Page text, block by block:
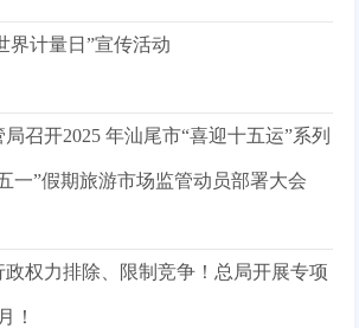
界计量日”宣传活动
召开2025 年汕尾市“喜迎十五运”系列
一”假期旅游市场监管动员部署大会
权力排除、限制竞争！总局开展专项
！